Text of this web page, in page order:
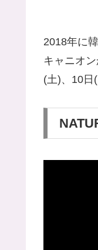
2018年に
キャニオ
(土)、10日